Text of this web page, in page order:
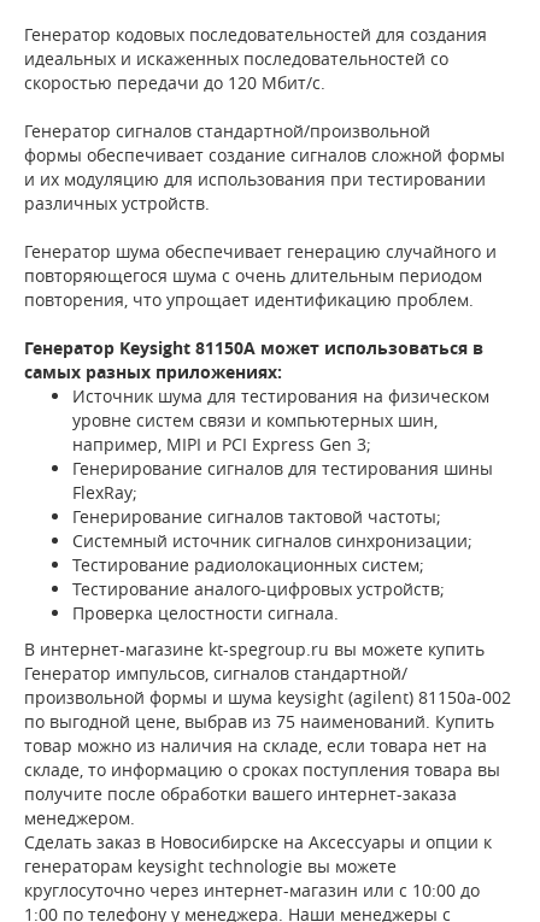
Генератор кодовых последовательностей для создания
идеальных и искаженных последовательностей со
скоростью передачи до 120 Мбит/с.
Генератор сигналов стандартной/произвольной
формы обеспечивает создание сигналов сложной формы
и их модуляцию для использования при тестировании
различных устройств.
Генератор шума обеспечивает генерацию случайного и
повторяющегося шума с очень длительным периодом
повторения, что упрощает идентификацию проблем.
Генератор Keysight 81150A может использоваться в
самых разных приложениях:
Источник шума для тестирования на физическом
уровне систем связи и компьютерных шин,
например, MIPI и PCI Express Gen 3;
Генерирование сигналов для тестирования шины
FlexRay;
Генерирование сигналов тактовой частоты;
Системный источник сигналов синхронизации;
Тестирование радиолокационных систем;
Тестирование аналого-цифровых устройств;
Проверка целостности сигнала.
В интернет-магазине kt-spegroup.ru вы можете купить
Генератор импульсов, сигналов стандартной/
произвольной формы и шума keysight (agilent) 81150a-002
по выгодной цене, выбрав из 75 наименований. Купить
товар можно из наличия на складе, если товара нет на
складе, то информацию о сроках поступления товара вы
получите после обработки вашего интернет-заказа
менеджером.
Сделать заказ в Новосибирске на Аксессуары и опции к
генераторам keysight technologie вы можете
круглосуточно через интернет-магазин или с 10:00 до
1:00 по телефону у менеджера. Наши менеджеры с